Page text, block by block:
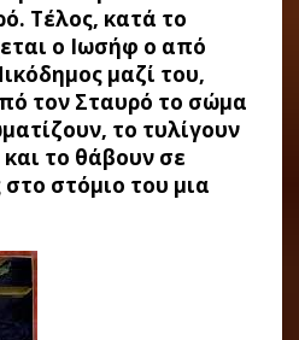
Τέλος, κατά το
ο Ιωσήφ ο από
μαζί του,
τον Σταυρό το σώμα
το τυλίγουν
το θάβουν σε
στόμιο του μια